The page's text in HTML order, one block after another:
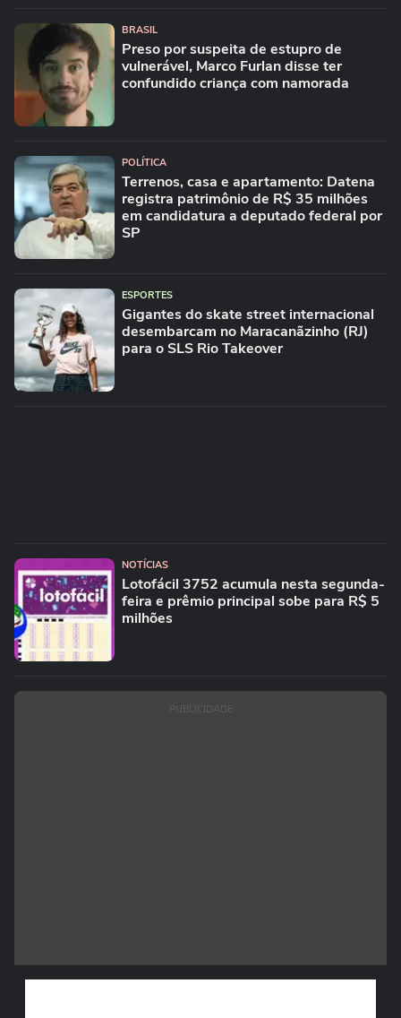
BRASIL
Preso por suspeita de estupro de
vulnerável, Marco Furlan disse ter
confundido criança com namorada
POLÍTICA
Terrenos, casa e apartamento: Datena
registra patrimônio de R$ 35 milhões
em candidatura a deputado federal por
SP
ESPORTES
Gigantes do skate street internacional
desembarcam no Maracanãzinho (RJ)
para o SLS Rio Takeover
NOTÍCIAS
Lotofácil 3752 acumula nesta segunda-
feira e prêmio principal sobe para R$ 5
milhões
PUBLICIDADE